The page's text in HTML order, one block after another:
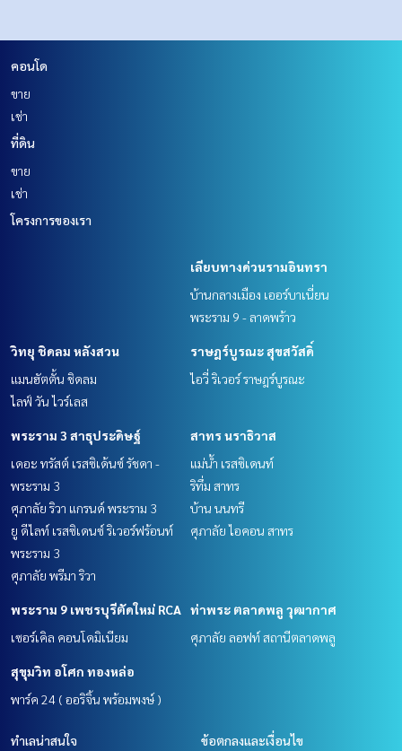
คอนโด
ขาย
เช่า
ที่ดิน
ขาย
เช่า
โครงการของเรา
เลียบทางด่วนรามอินทรา
บ้านกลางเมือง เออร์บาเนี่ยน
พระราม 9 - ลาดพร้าว
วิทยุ ชิดลม หลังสวน
แมนฮัตตั้น ชิดลม
ไลฟ์ วัน ไวร์เลส
ราษฎร์บูรณะ สุขสวัสดิ์
ไอวี่ ริเวอร์ ราษฎร์บูรณะ
พระราม 3 สาธุประดิษฐ์
เดอะ ทรัสต์ เรสซิเด้นซ์ รัชดา -
พระราม 3
ศุภาลัย ริวา แกรนด์ พระราม 3
ยู ดีไลท์ เรสซิเดนซ์ ริเวอร์ฟร้อนท์
พระราม 3
ศุภาลัย พรีมา ริวา
สาทร นราธิวาส
แม่น้ำ เรสซิเดนท์
ริทึ่ม สาทร
บ้าน นนทรี
ศุภาลัย ไอคอน สาทร
พระราม 9 เพชรบุรีตัดใหม่ RCA
เซอร์เคิล คอนโดมิเนียม
ท่าพระ ตลาดพลู วุฒากาศ
ศุภาลัย ลอฟท์ สถานีตลาดพลู
สุขุมวิท อโศก ทองหล่อ
พาร์ค 24 ( ออริจิ้น พร้อมพงษ์ )
ทำเลน่าสนใจ ข้อตกลงและเงื่อนไข